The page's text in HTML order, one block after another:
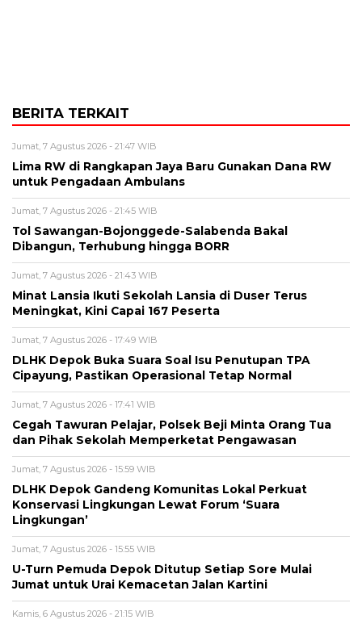
BERITA TERKAIT
Jumat, 7 Agustus 2026 - 21:47 WIB
Lima RW di Rangkapan Jaya Baru Gunakan Dana RW
untuk Pengadaan Ambulans
Jumat, 7 Agustus 2026 - 21:45 WIB
Tol Sawangan-Bojonggede-Salabenda Bakal
Dibangun, Terhubung hingga BORR
Jumat, 7 Agustus 2026 - 21:43 WIB
Minat Lansia Ikuti Sekolah Lansia di Duser Terus
Meningkat, Kini Capai 167 Peserta
Jumat, 7 Agustus 2026 - 17:49 WIB
DLHK Depok Buka Suara Soal Isu Penutupan TPA
Cipayung, Pastikan Operasional Tetap Normal
Jumat, 7 Agustus 2026 - 17:41 WIB
Cegah Tawuran Pelajar, Polsek Beji Minta Orang Tua
dan Pihak Sekolah Memperketat Pengawasan
Jumat, 7 Agustus 2026 - 15:59 WIB
DLHK Depok Gandeng Komunitas Lokal Perkuat
Konservasi Lingkungan Lewat Forum ‘Suara
Lingkungan’
Jumat, 7 Agustus 2026 - 15:55 WIB
U-Turn Pemuda Depok Ditutup Setiap Sore Mulai
Jumat untuk Urai Kemacetan Jalan Kartini
Kamis, 6 Agustus 2026 - 21:15 WIB